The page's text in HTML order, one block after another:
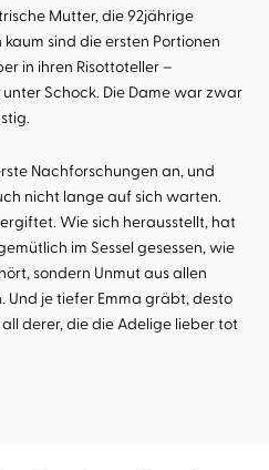
Mutter, die 92jährige
kaum sind die ersten Portionen
in ihren Risottoteller –
Schock. Die Dame war zwar
Nachforschungen an, und
nicht lange auf sich warten.
Wie sich herausstellt, hat
im Sessel gesessen, wie
sondern Unmut aus allen
Und je tiefer Emma gräbt, desto
derer, die die Adelige lieber tot